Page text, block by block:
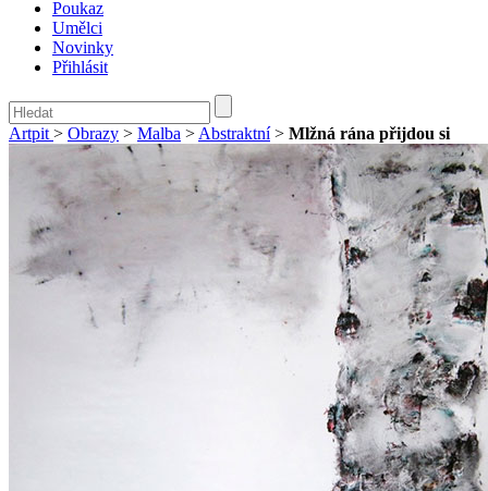
Poukaz
Umělci
Novinky
Přihlásit
Artpit > Obrazy > Malba > Abstraktní> Mlžná rána přijdou si